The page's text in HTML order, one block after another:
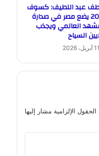
عبد اللطيف: كسوف
2027 يضع مصر في صدارة
العالمي ويجذب
السياح
11 أبريل، 2026
الحقول الإلزامية مشار إليها